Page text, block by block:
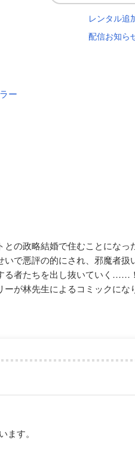
レンタル追
配信お知ら
ー
の政略結婚で住むことになっ
で悪評の的にされ、邪魔者扱
る者たちを出し抜いていく
が林先生によるコミックにな
す。